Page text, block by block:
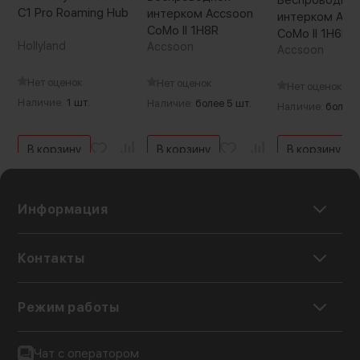
C1 Pro Roaming Hub
Hollyland
Нет оценок
Наличие: 1 шт.
В корзину
интерком Accsoon
CoMo II 1H8R
Accsoon
Нет оценок
Наличие: более 5 шт.
В корзину
интерком
CoMo II 1H6R
Accsoon
Нет оценок
Наличие: более
В корзину
Информация
Контакты
Режим работы
Чат с оператором